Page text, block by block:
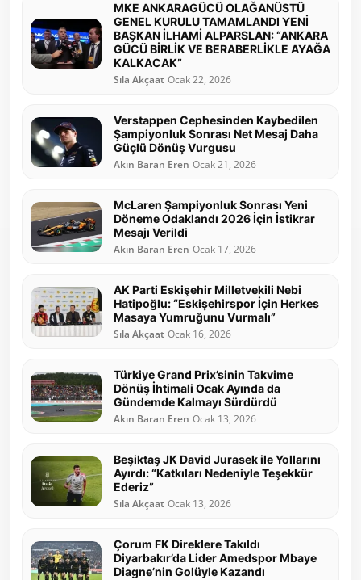
MKE ANKARAGÜCÜ OLAĞANÜSTÜ
GENEL KURULU TAMAMLANDI YENİ
BAŞKAN İLHAMİ ALPARSLAN: “ANKARA
GÜCÜ BİRLİK VE BERABERLİKLE AYAĞA
KALKACAK”
Sıla Akçaat Ocak 22, 2026
Verstappen Cephesinden Kaybedilen
Şampiyonluk Sonrası Net Mesaj Daha
Güçlü Dönüş Vurgusu
Akın Baran Eren Ocak 21, 2026
McLaren Şampiyonluk Sonrası Yeni
Döneme Odaklandı 2026 İçin İstikrar
Mesajı Verildi
Akın Baran Eren Ocak 17, 2026
AK Parti Eskişehir Milletvekili Nebi
Hatipoğlu: “Eskişehirspor İçin Herkes
Masaya Yumruğunu Vurmalı”
Sıla Akçaat Ocak 16, 2026
Türkiye Grand Prix’sinin Takvime
Dönüş İhtimali Ocak Ayında da
Gündemde Kalmayı Sürdürdü
Akın Baran Eren Ocak 13, 2026
Beşiktaş JK David Jurasek ile Yollarını
Ayırdı: “Katkıları Nedeniyle Teşekkür
Ederiz”
Sıla Akçaat Ocak 13, 2026
Çorum FK Direklere Takıldı
Diyarbakır’da Lider Amedspor Mbaye
Diagne’nin Golüyle Kazandı